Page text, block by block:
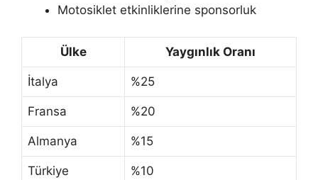
Motosiklet etkinliklerine sponsorluk
Ülke Yaygınlık Oranı
İtalya %25
Fransa %20
Almanya %15
Türkiye %10